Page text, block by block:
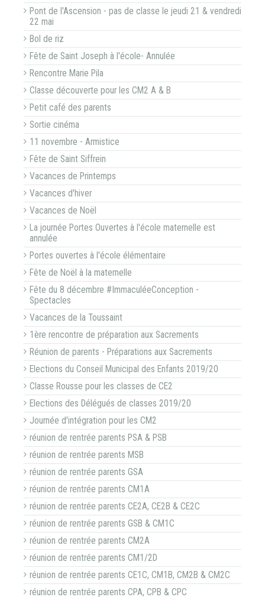
Pont de l'Ascension - pas de classe le jeudi 21 & vendredi
22 mai
Bol de riz
Fête de Saint Joseph à l'école- Annulée
Rencontre Marie Pila
Classe découverte pour les CM2 A & B
Petit café des parents
Sortie cinéma
11 novembre - Armistice
Fête de Saint Siffrein
Vacances de Printemps
Vacances d'hiver
Vacances de Noël
La journée Portes Ouvertes à l'école maternelle est
annulée
Portes ouvertes à l'école élémentaire
Fête de Noël à la maternelle
Fête du 8 décembre #ImmaculéeConception -
Spectacles
Vacances de la Toussaint
1ère rencontre de préparation aux Sacrements
Réunion de parents - Préparations aux Sacrements
Elections du Conseil Municipal des Enfants 2019/20
Classe Rousse pour les classes de CE2
Elections des Délégués de classes 2019/20
Journée d'intégration pour les CM2
réunion de rentrée parents PSA & PSB
réunion de rentrée parents MSB
réunion de rentrée parents GSA
réunion de rentrée parents CM1A
réunion de rentrée parents CE2A, CE2B & CE2C
réunion de rentrée parents GSB & CM1C
réunion de rentrée parents CM2A
réunion de rentrée parents CM1/2D
réunion de rentrée parents CE1C, CM1B, CM2B & CM2C
réunion de rentrée parents CPA, CPB & CPC